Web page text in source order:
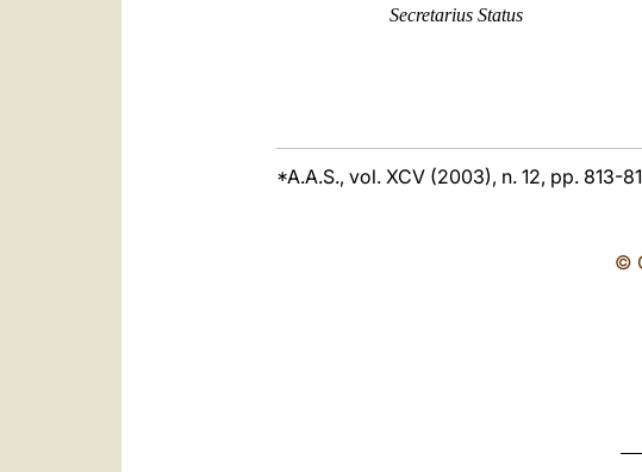
Secretarius Status
*A.A.S., vol. XCV (2003), n. 12, pp. 813-
©